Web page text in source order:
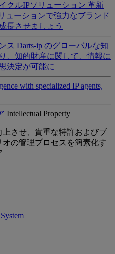
クルIPソリューション 革新
ューションで強力なブランド
長させましょう
ス Darts-ip のグローバルな知
、知的財産に関して、情報に
決定が可能に
with specialized IP agents,
Intellectual Property
させ、貴重な特許およびブ
の管理プロセスを簡素化す